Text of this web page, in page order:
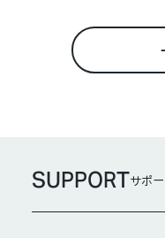
SUPPORTサポ